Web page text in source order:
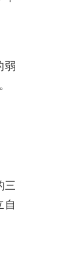
弱
三
自